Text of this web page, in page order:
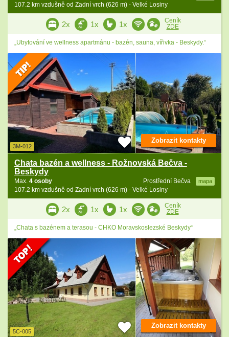
107.2 km vzdušně od Zadní vrch (626 m) - Velké Losiny
2x 1x 1x
Ceník
ZDE
„Ubytování ve wellness apartmánu - bazén, sauna, vířivka - Beskydy.“
3M-012
Chata bazén a wellness - Rožnovská Bečva -
Beskydy
Prostřední Bečva mapa
Max. 4 osoby
107.2 km vzdušně od Zadní vrch (626 m) - Velké Losiny
Zobrazit kontakty
2x 1x 1x
Ceník
ZDE
„Chata s bazénem a terasou - CHKO Moravskoslezské Beskydy“
5C-005
Zobrazit kontakty